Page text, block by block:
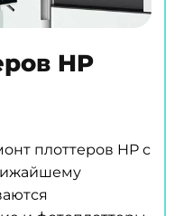
HP
плоттеров HP с